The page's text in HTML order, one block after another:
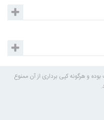
و هرگونه کپی برداری از آن ممنوع